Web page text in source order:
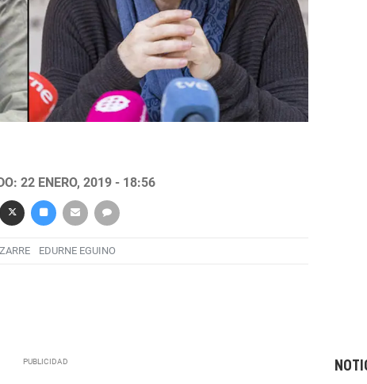
22 ENERO, 2019 - 18:56
EDURNE EGUINO